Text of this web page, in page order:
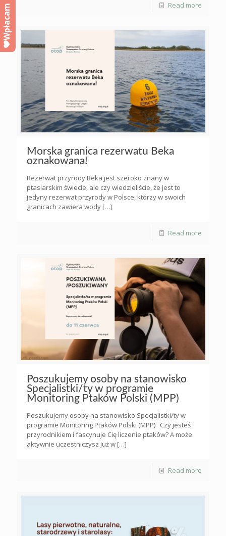
Read more
Morska granica rezerwatu Beka
oznakowana!
Rezerwat przyrody Beka jest szeroko znany w
ptasiarskim świecie, ale czy wiedzieliście, że jest to
jedyny rezerwat przyrody w Polsce, którzy w swoich
granicach zawiera wody […]
Read more
Poszukujemy osoby na stanowisko
Specjalistki/ty w programie
Monitoring Ptaków Polski (MPP)
Poszukujemy osoby na stanowisko Specjalistki/ty w
programie Monitoring Ptaków Polski (MPP) Czy jesteś
przyrodnikiem i fascynuje Cię liczenie ptaków? A może
aktywnie uczestniczysz już w […]
Read more
Wpłacam